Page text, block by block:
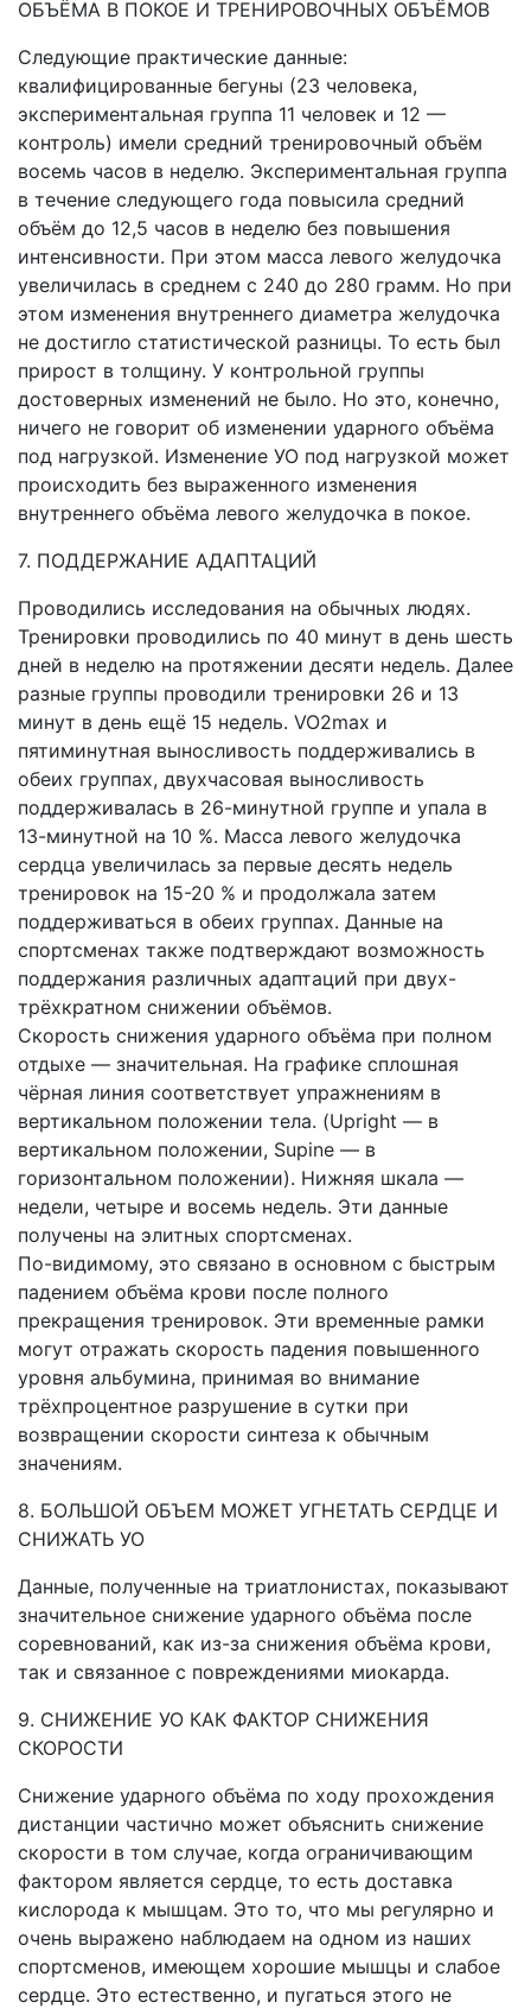
ОБЪЁМА В ПОКОЕ И ТРЕНИРОВОЧНЫХ ОБЪЁМОВ
Следующие практические данные:
квалифицированные бегуны (23 человека,
экспериментальная группа 11 человек и 12 —
контроль) имели средний тренировочный объём
восемь часов в неделю. Экспериментальная группа
в течение следующего года повысила средний
объём до 12,5 часов в неделю без повышения
интенсивности. При этом масса левого желудочка
увеличилась в среднем с 240 до 280 грамм. Но при
этом изменения внутреннего диаметра желудочка
не достигло статистической разницы. То есть был
прирост в толщину. У контрольной группы
достоверных изменений не было. Но это, конечно,
ничего не говорит об изменении ударного объёма
под нагрузкой. Изменение УО под нагрузкой может
происходить без выраженного изменения
внутреннего объёма левого желудочка в покое.
7. ПОДДЕРЖАНИЕ АДАПТАЦИЙ
Проводились исследования на обычных людях.
Тренировки проводились по 40 минут в день шесть
дней в неделю на протяжении десяти недель. Далее
разные группы проводили тренировки 26 и 13
минут в день ещё 15 недель. VO2max и
пятиминутная выносливость поддерживались в
обеих группах, двухчасовая выносливость
поддерживалась в 26-минутной группе и упала в
13-минутной на 10 %. Масса левого желудочка
сердца увеличилась за первые десять недель
тренировок на 15-20 % и продолжала затем
поддерживаться в обеих группах. Данные на
спортсменах также подтверждают возможность
поддержания различных адаптаций при двух-
трёхкратном снижении объёмов.
Скорость снижения ударного объёма при полном
отдыхе — значительная. На графике сплошная
чёрная линия соответствует упражнениям в
вертикальном положении тела. (Upright — в
вертикальном положении, Supine — в
горизонтальном положении). Нижняя шкала —
недели, четыре и восемь недель. Эти данные
получены на элитных спортсменах.
По-видимому, это связано в основном с быстрым
падением объёма крови после полного
прекращения тренировок. Эти временные рамки
могут отражать скорость падения повышенного
уровня альбумина, принимая во внимание
трёхпроцентное разрушение в сутки при
возвращении скорости синтеза к обычным
значениям.
8. БОЛЬШОЙ ОБЪЕМ МОЖЕТ УГНЕТАТЬ СЕРДЦЕ И
СНИЖАТЬ УО
Данные, полученные на триатлонистах, показывают
значительное снижение ударного объёма после
соревнований, как из-за снижения объёма крови,
так и связанное с повреждениями миокарда.
9. СНИЖЕНИЕ УО КАК ФАКТОР СНИЖЕНИЯ
СКОРОСТИ
Снижение ударного объёма по ходу прохождения
дистанции частично может объяснить снижение
скорости в том случае, когда ограничивающим
фактором является сердце, то есть доставка
кислорода к мышцам. Это то, что мы регулярно и
очень выражено наблюдаем на одном из наших
спортсменов, имеющем хорошие мышцы и слабое
сердце. Это естественно, и пугаться этого не